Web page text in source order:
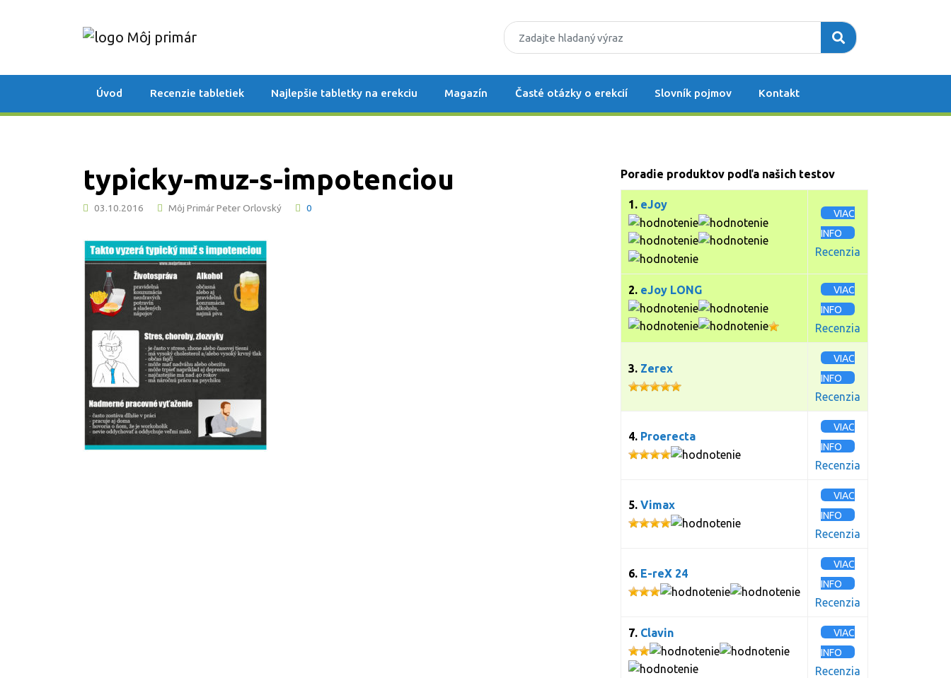
Úvod Recenzie tabletiek Najlepšie tabletky na erekciu Magazín Časté otázky o erekcií Slovník pojmov Kontakt
typicky-muz-s-impotenciou
03.10.2016 Môj Primár Peter Orlovský 0
Poradie produktov podľa našich testov
1. eJoy
VIAC
INFO
Recenzia
2. eJoy LONG
VIAC
INFO
Recenzia
3. Zerex
VIAC
INFO
Recenzia
4. Proerecta
VIAC
INFO
Recenzia
5. Vimax
VIAC
INFO
Recenzia
6. E-reX 24
VIAC
INFO
Recenzia
7. Clavin
VIAC
INFO
Recenzia